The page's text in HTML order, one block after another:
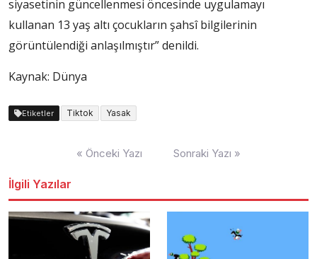
siyasetinin güncellenmesi öncesinde uygulamayı
kullanan 13 yaş altı çocukların şahsî bilgilerinin
görüntülendiği anlaşılmıştır” denildi.
Kaynak: Dünya
Etiketler Tiktok Yasak
« Önceki Yazı Sonraki Yazı »
İlgili Yazılar